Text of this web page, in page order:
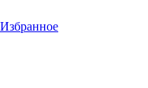
Избранное